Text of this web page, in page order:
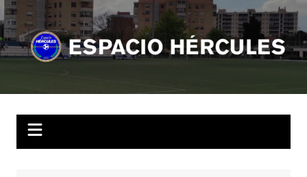
Saltar
al
contenido